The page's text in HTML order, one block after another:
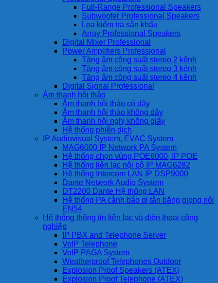
Full-Range Professional Speakers
Subwoofer Professional Speakers
Loa kiểm tra sân khấu
Array Professional Speakers
Digital Mixer Professional
Power Amplifiers Professional
Tăng âm công suất stereo 2 kênh
Tăng âm công suất stereo 3 kênh
Tăng âm công suất stereo 4 kênh
Digital Signal Professional
Âm thanh hội thảo
Âm thanh hội thảo có dây
Âm thanh hội thảo không dây
Âm thanh hội nghị không giấy
Hệ thống phiên dịch
IP Audiovisual System, EVAC System
MAG6000 IP Network PA System
Hệ thống chọn vùng POE6000, IP POE
Hệ thống liên lạc nội bộ IP MAG6282
Hệ thống Intercom LAN IP DSP9000
Dante Network Audio System
DT2200 Dante Hệ thống LAN
Hệ thống PA cảnh báo di tản bằng giọng nói
EN54
Hệ thống thông tin liên lạc và điện thoại công
nghiệp
IP PBX and Telephone Server
VoIP Telephone
VoIP PAGA System
Weatherproof Telephones Outdoor
Explosion Proof Speakers (ATEX)
Explosion Proof Telephone (ATEX)